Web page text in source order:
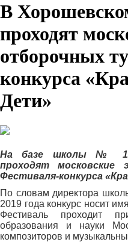
В
проходят
отборочных
конкурса
Дети»
На базе школы №
проходят
Фестиваля-конкурса
По словам директора
2019 года конкурс носит
Фестиваль проходит
образования и науки
композиторов и